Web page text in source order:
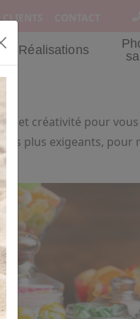
Réalisations
et créativité pour
plus exigeants, pour